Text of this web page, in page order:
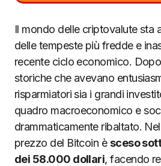
Il mondo delle criptovalute sta
delle tempeste più fredde e
recente ciclo economico.
storiche che avevano
risparmiatori sia i grandi
quadro macroeconomico e
drammaticamente ribaltato.
prezzo del Bitcoin è sceso
dei 58.000 dollari, facendo